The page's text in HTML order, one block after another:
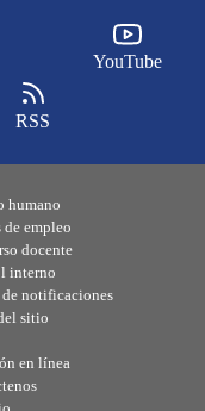
YouTube
RSS
humano
de empleo
docente
interno
notificaciones
sitio
en línea